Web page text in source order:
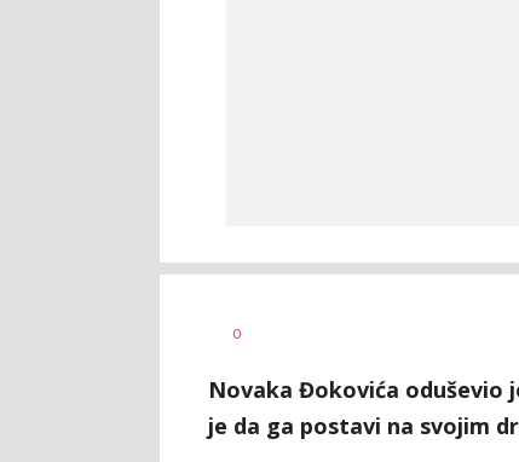
0
Novaka Đokovića oduševio
je da ga postavi na svojim